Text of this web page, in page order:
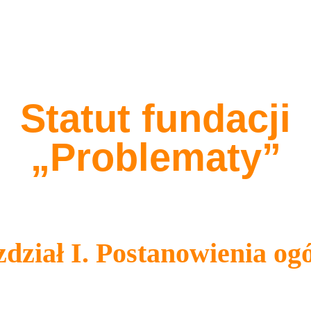
Statut fundacji
„Problematy”
I. Postanowienia